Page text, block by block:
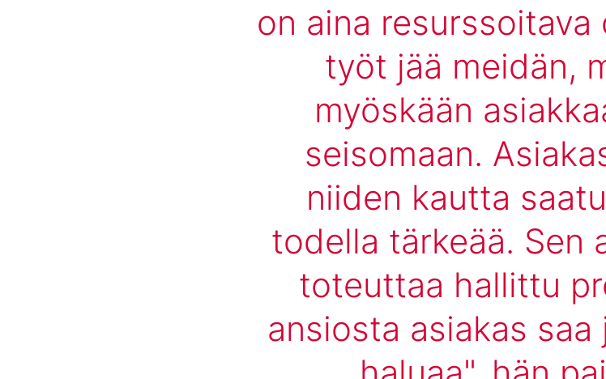
on aina
työt jää meidän,
myöskään
seisomaan.
niiden kautta
todella tärkeää. Sen
toteuttaa hallittu
ansiosta asiakas